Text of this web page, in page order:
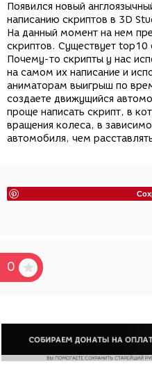
Появился новый
написанию скриптов в 3D
На данный момент на нем
скриптов. Существует top10
Почему-то скрипты у нас
на самом их написание и
аниматорам выигрыш по
создаете движущийся
проще написать скрипт, в
вращения колеса, в
автомобиля, чем
0